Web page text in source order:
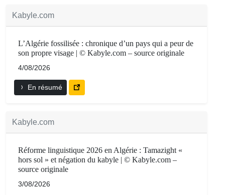
Kabyle.com
L’Algérie fossilisée : chronique d’un pays qui a peur de
son propre visage | © Kabyle.com – source originale
4/08/2026
En résumé
Kabyle.com
Réforme linguistique 2026 en Algérie : Tamazight «
hors sol » et négation du kabyle | © Kabyle.com –
source originale
3/08/2026